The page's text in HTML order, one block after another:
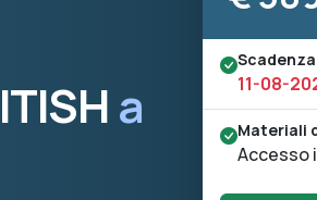
a
11-08-
Materiali
Accesso